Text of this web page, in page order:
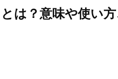
とは？意味や使い